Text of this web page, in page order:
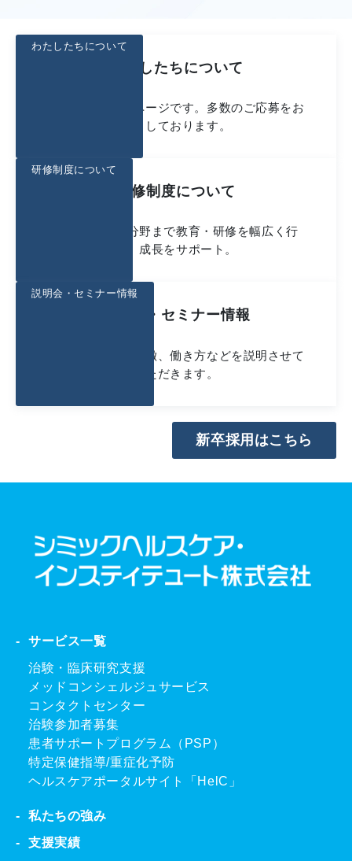
わたしたちについて
私たちのご紹介ページです。多数のご応募をお
待ちしております。
わたしたちについて
研修制度について
基礎から専門分野まで教育・研修を幅広く行
い、成長をサポート。
研修制度について
説明会・セミナー情報
当社の概要や、特徴、働き方などを説明させて
いただきます。
説明会・セミナー情報
新卒採用はこちら
サービス一覧
治験・臨床研究支援
メッドコンシェルジュサービス
コンタクトセンター
治験参加者募集
患者サポートプログラム（PSP）
特定保健指導/重症化予防
ヘルスケアポータルサイト「HelC」
私たちの強み
支援実績